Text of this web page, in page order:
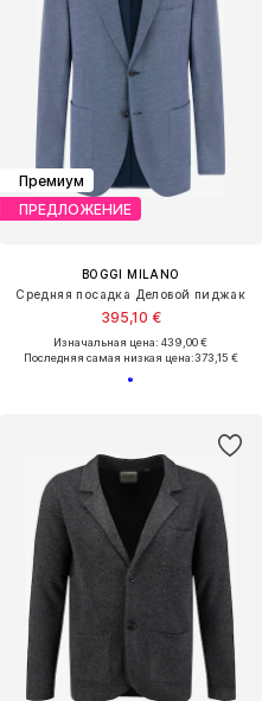
Премиум
ПРЕДЛОЖЕНИЕ
BOGGI MILANO
Средняя посадка Деловой пиджак
395,10 €
Изначальная цена: 439,00 €
Последняя самая низкая цена:373,15 €